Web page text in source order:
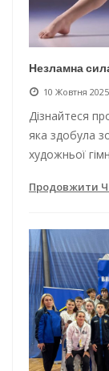
Незламна
10 Жовтня
Дізнайтеся
яка здобула
художньої
Продовжити